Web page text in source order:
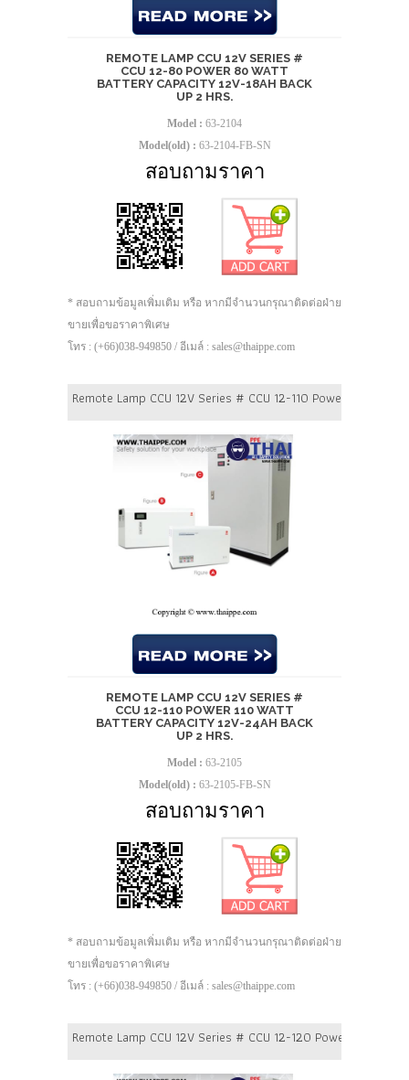
REMOTE LAMP CCU 12V SERIES #
CCU 12-80 POWER 80 WATT
BATTERY CAPACITY 12V-18AH BACK
UP 2 HRS.
Model : 63-2104
Model(old) : 63-2104-FB-SN
สอบถามราคา
* สอบถามข้อมูลเพิ่มเติม หรือ หากมีจำนวนกรุณาติดต่อฝ่าย
ขายเพื่อขอราคาพิเศษ
โทร : (+66)038-949850 / อีเมล์ : sales@thaippe.com
Remote Lamp CCU 12V Series # CCU 12-110 Power 110
REMOTE LAMP CCU 12V SERIES #
CCU 12-110 POWER 110 WATT
BATTERY CAPACITY 12V-24AH BACK
UP 2 HRS.
Model : 63-2105
Model(old) : 63-2105-FB-SN
สอบถามราคา
* สอบถามข้อมูลเพิ่มเติม หรือ หากมีจำนวนกรุณาติดต่อฝ่าย
ขายเพื่อขอราคาพิเศษ
โทร : (+66)038-949850 / อีเมล์ : sales@thaippe.com
Remote Lamp CCU 12V Series # CCU 12-120 Power 120